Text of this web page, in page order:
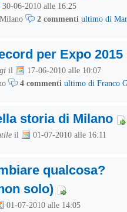
30-06-2010 alle 16:25
2 commenti ultimo di
per Expo 2015
il
17-06-2010 alle 10:07
4 commenti ultimo di Franco
storia di Milano
il
01-07-2010 alle 16:11
qualcosa?
solo)
01-07-2010 alle 14:05